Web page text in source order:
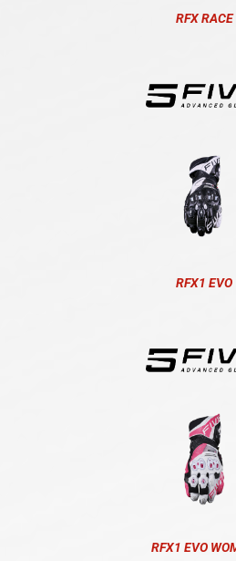
RFX RACE
RFX1 EVO
RFX1 EVO